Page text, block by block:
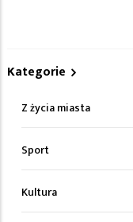
Kategorie
Z życia miasta
Sport
Kultura